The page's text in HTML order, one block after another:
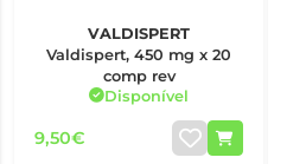
VALDISPERT
Valdispert, 450 mg x 20
comp rev
Disponível
9,50€